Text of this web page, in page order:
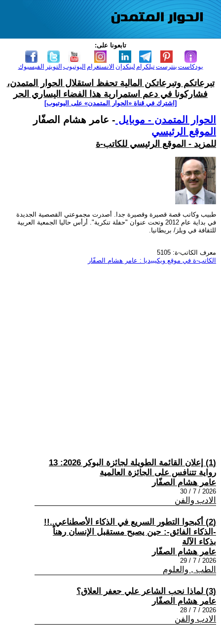
تابعونا على:
الفيسبوك التويتر اليوتيوب الانستغرام لينكدإن تيلكرامبنترست بودكاست
تبرعاتكم وتبرعاتكن المالية تحفظ استقلال الحوار المتمدن،
فشاركونا في دعم استمرارية هذا الفضاء اليساري الحر
[اشترك في قناة ‫«الحوار المتمدن» على اليوتيوب]
الحوار المتمدن - موبايل - عامر هشام الصفّار
الموقع الرئيسي
للمزيد - الموقع الرئيسي للكاتب-ة
طبيب وكاتب قصة قصيرة وقصيرة جدا. أصدرت مجموعتي القصصية الجديدة
في بداية عام 2012 وتحت عنوان "حفلة تنكرية". أرأس حاليا الجمعية العربية
للثقافة في ويلز/ بريطانيا.
معرف الكاتب-ة: 5105
الكاتب-ة في موقع ويكيبيديا : عامر هشام الصفّار
(1) إعلان القائمة الطويلة لجائزة البوكر 2026: 13
رواية تتنافس على الجائزة العالمية
عامر هشام الصفّار
2026 / 7 / 30
الادب والفن
(2) أكبحوا التطور السريع في الذكاء الأصطناعي..!!
-الذكاء الفائق-: حين يصبح مستقبل الإنسان رهناً
بذكاء الآلة
عامر هشام الصفّار
2026 / 7 / 29
الطب , والعلوم
(3) لماذا نحب الشاعر علي جعفر العلاق؟
عامر هشام الصفّار
2026 / 7 / 28
الادب والفن